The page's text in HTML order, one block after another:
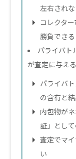
左右され
コレクタ
勝負できる
パライバト
が査定に与え
パライバ
の含有と
内包物が
証」とし
査定でマ
い